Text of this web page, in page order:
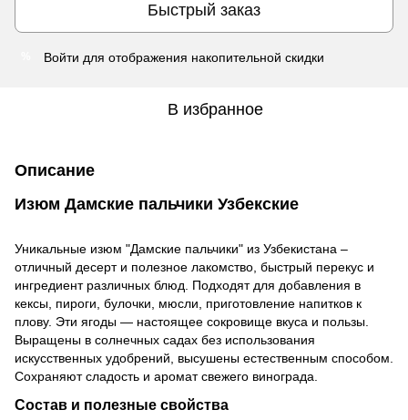
Быстрый заказ
Войти для отображения накопительной скидки
В избранное
Описание
Изюм Дамские пальчики Узбекские
Уникальные изюм "Дамские пальчики" из Узбекистана –
отличный десерт и полезное лакомство, быстрый перекус и
ингредиент различных блюд. Подходят для добавления в
кексы, пироги, булочки, мюсли, приготовление напитков к
плову. Эти ягоды — настоящее сокровище вкуса и пользы.
Выращены в солнечных садах без использования
искусственных удобрений, высушены естественным способом.
Сохраняют сладость и аромат свежего винограда.
Состав и полезные свойства